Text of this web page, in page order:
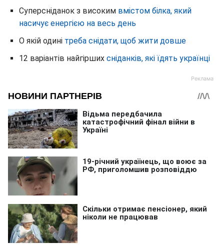
Суперсніданок з високим вмістом білка, який
насичує енергією на весь день
О якій одині треба снідати, щоб жити довше
12 варіантів найгірших сніданків, які їдять українці